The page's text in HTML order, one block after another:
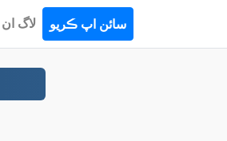
لاگ ان سائن اپ ڪريو